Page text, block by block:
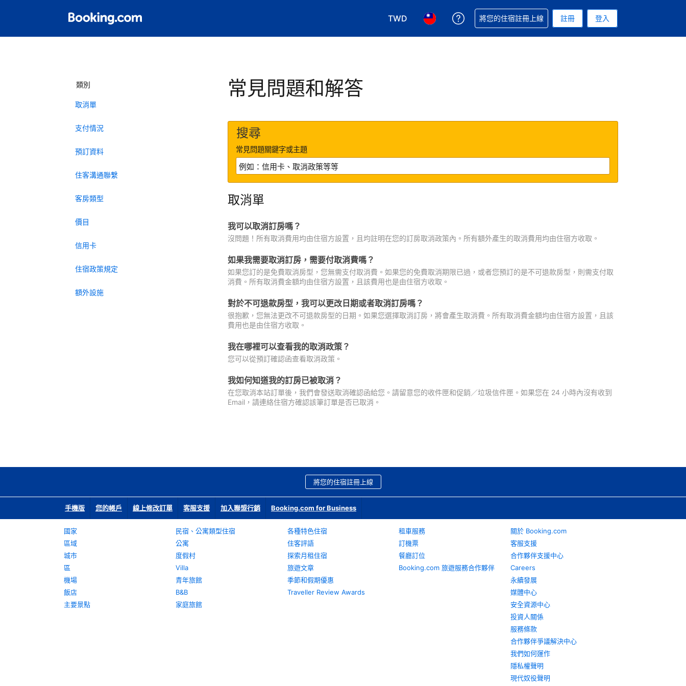
TWD
選擇您使用的幣別. 您現在所使用的幣別為新台幣
選擇您使用的語言. 您目前所選的語言是繁體中文
取得訂單相關協助
將您的住宿註冊上線 註冊 登入
類別
取消單
支付情況
預訂資料
住客溝通聯繫
客房類型
價目
信用卡
住宿政策規定
額外設施
常見問題和解答
搜尋
常見問題關鍵字或主題
取消單
我可以取消訂房嗎？
沒問題！所有取消費用均由住宿方設置，且均註明在您的訂房取消政策內。所有額外產生的取消費用均由住宿方收取。
如果我需要取消訂房，需要付取消費嗎？
如果您訂的是免費取消房型，您無需支付取消費。如果您的免費取消期限已過，或者您預訂的是不可退款房型，則需支付取
消費。所有取消費金額均由住宿方設置，且該費用也是由住宿方收取。
對於不可退款房型，我可以更改日期或者取消訂房嗎？
很抱歉，您無法更改不可退款房型的日期。如果您選擇取消訂房，將會產生取消費。所有取消費金額均由住宿方設置，且該
費用也是由住宿方收取。
我在哪裡可以查看我的取消政策？
您可以從預訂確認函查看取消政策。
我如何知道我的訂房已被取消？
在您取消本站訂單後，我們會發送取消確認函給您。請留意您的收件匣和促銷／垃圾信件匣。如果您在 24 小時內沒有收到
Email，請連絡住宿方確認該筆訂單是否已取消。
將您的住宿註冊上線
手機版 您的帳戶 線上修改訂單 客服支援 加入聯盟行銷 Booking.com for Business
國家
區域
城市
區
機場
飯店
主要景點
民宿、公寓類型住宿
公寓
度假村
Villa
青年旅館
B&B
家庭旅館
各種特色住宿
住客評語
探索月租住宿
旅遊文章
季節和假期優惠
Traveller Review Awards
租車服務
訂機票
餐廳訂位
Booking.com 旅遊服務合作夥伴
關於 Booking.com
客服支援
合作夥伴支援中心
Careers
永續發展
媒體中心
安全資源中心
投資人關係
服務條款
合作夥伴爭議解決中心
我們如何運作
隱私權聲明
現代奴役聲明